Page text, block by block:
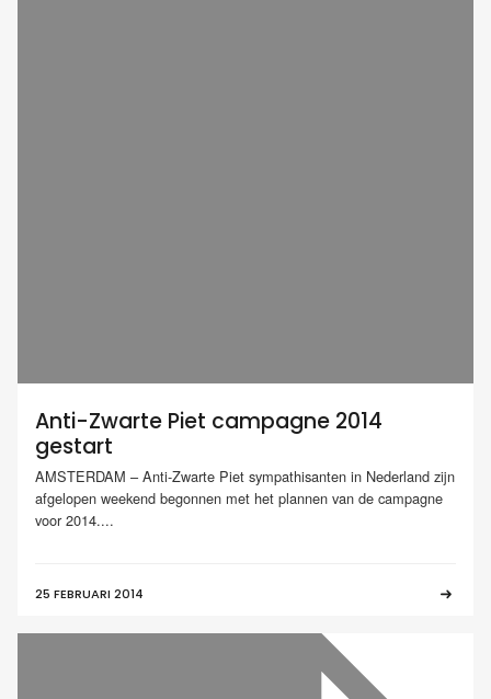
Anti-Zwarte Piet campagne 2014
gestart
AMSTERDAM – Anti-Zwarte Piet sympathisanten in Nederland zijn
afgelopen weekend begonnen met het plannen van de campagne
voor 2014....
25 FEBRUARI 2014